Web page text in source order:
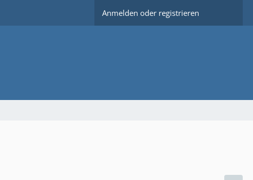
Anmelden oder registrieren